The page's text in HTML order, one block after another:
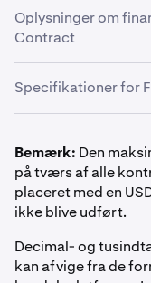
Perpetual
der har
ingen
Perpetual-
underliggende
denne mekanisme
Funding Rate
Margin Classog
positionsstørrelse
Schedule &
Oplysninger om
Contract
PnL-afregningsmetode
Inverse derivater
Automatisk rollover-
Specifikationer for
FI_XBTUSD*
Månedligt,
Bitcoin (BTC)
Bemærk: Den
på tværs af alle
placeret med en
ikke blive udført.
Decimal- og
kan afvige fra de